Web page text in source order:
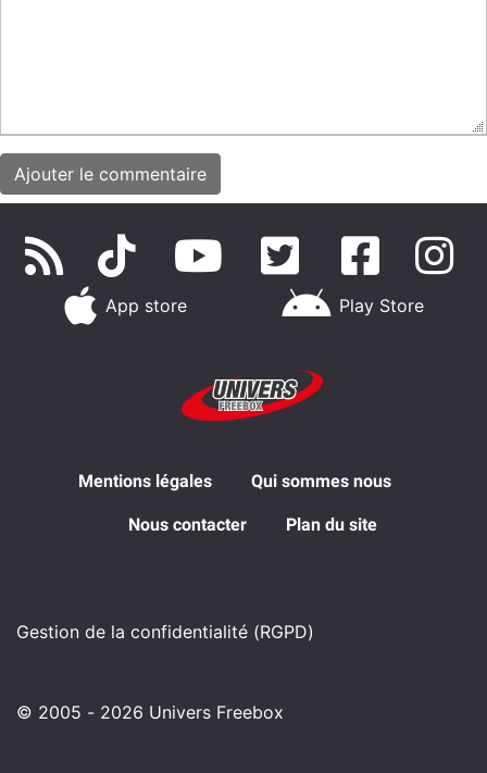
App store Play Store
Mentions légales Qui sommes nous
Nous contacter Plan du site
Gestion de la confidentialité (RGPD)
© 2005 - 2026 Univers Freebox